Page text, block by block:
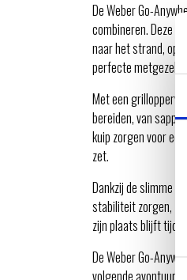
De Weber Go-
combineren. Deze
naar het strand, op
perfecte metgezel
Met een
bereiden, van
kuip zorgen voor
zet.
Dankzij de slimme
stabiliteit zorgen,
zijn plaats blijft
De Weber Go-